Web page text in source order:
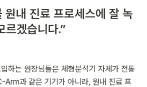
원내 진료 프로세스에 잘 녹
르겠습니다.”
하는 원장님들은 체형분석기 자체가 전통
Arm과 같은 기기가 아니라, 원내 진료 프